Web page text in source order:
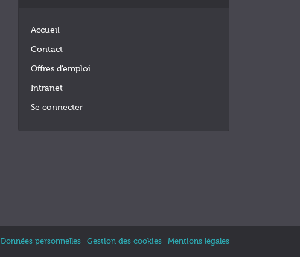
Accueil
Contact
Offres d’emploi
Intranet
Se connecter
Données personnelles Gestion des cookies Mentions légales